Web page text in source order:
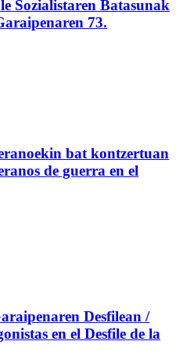
Sozialistaren Batasunak
73.
bat kontzertuan
de guerra en el
Desfilean /
en el Desfile de la